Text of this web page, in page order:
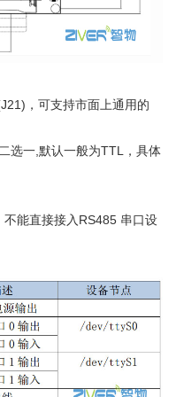
，可支持市面上通用的
一,默认一般为TTL，具体
能直接接入RS485 串口设